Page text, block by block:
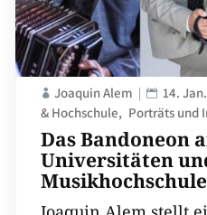
Das Bandoneon
Universitäten
Joaquin Alem 14.
& Hochschule
Porträts und